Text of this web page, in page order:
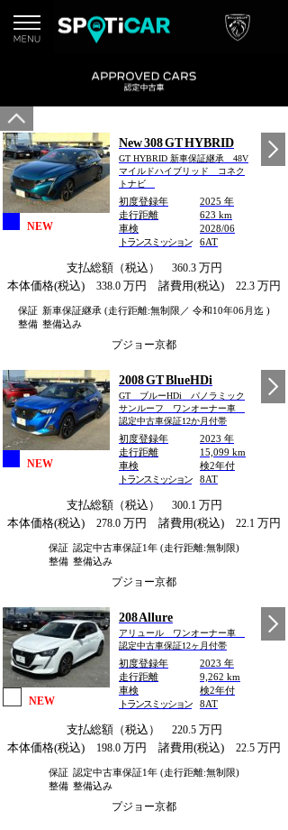
NEW
New 308 GT HYBRID
GT HYBRID 新車保証継承 48V
マイルドハイブリッド コネク
トナビ
初度登録年
2025 年
走行距離
623 km
車検
2028/06
トランスミッション
6AT
支払総額（税込） 360.3万円
本体価格(税込) 338.0 万円 諸費用(税込) 22.3 万円
保証 新車保証継承 (走行距離:無制限／ 令和10年06月迄 )
整備 整備込み
プジョー京都
NEW
2008 GT BlueHDi
GT ブルーHDi パノラミック
サンルーフ ワンオーナー車
認定中古車保証12か月付帯
初度登録年
2023 年
走行距離
15,099 km
車検
検2年付
トランスミッション
8AT
支払総額（税込） 300.1万円
本体価格(税込) 278.0 万円 諸費用(税込) 22.1 万円
保証 認定中古車保証1年 (走行距離:無制限)
整備 整備込み
プジョー京都
NEW
208 Allure
アリュール ワンオーナー車
認定中古車保証12ヶ月付帯
初度登録年
2023 年
走行距離
9,262 km
車検
検2年付
トランスミッション
8AT
支払総額（税込） 220.5万円
本体価格(税込)
198.0 万円 諸費用(税込) 22.5 万円
保証 認定中古車保証1年 (走行距離:無制限)
整備 整備込み
プジョー京都